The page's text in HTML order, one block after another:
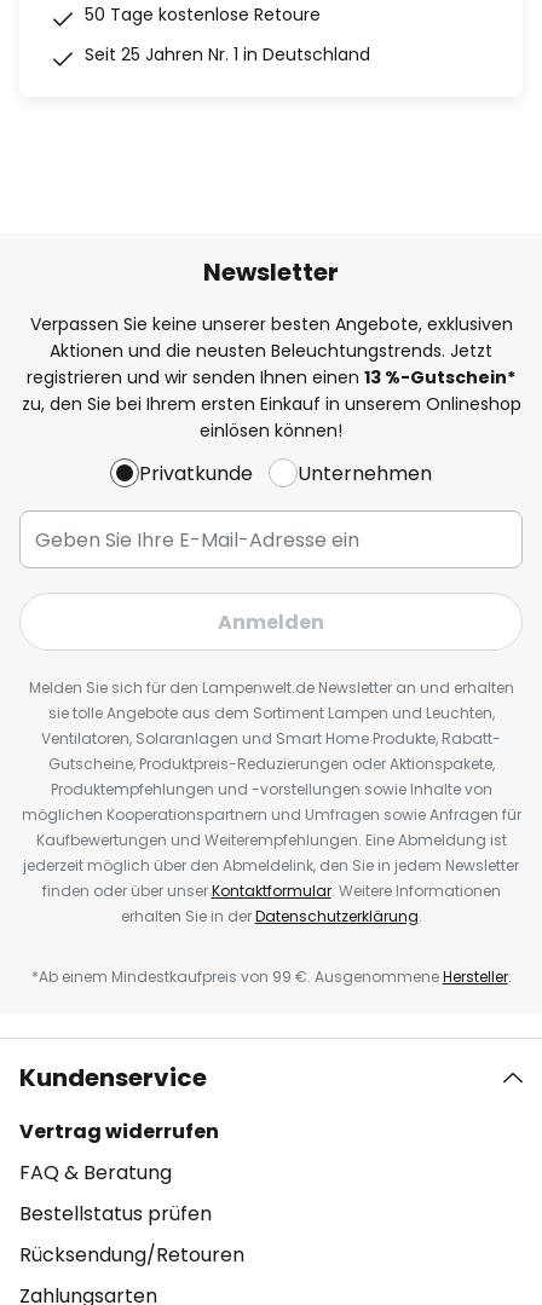
50 Tage kostenlose Retoure
Seit 25 Jahren Nr. 1 in Deutschland
Newsletter
Verpassen Sie keine unserer besten Angebote, exklusiven
Aktionen und die neusten Beleuchtungstrends. Jetzt
registrieren und wir senden Ihnen einen 13 %-Gutschein*
zu, den Sie bei Ihrem ersten Einkauf in unserem Onlineshop
einlösen können!
Privatkunde Unternehmen
Anmelden
Melden Sie sich für den Lampenwelt.de Newsletter an und erhalten
sie tolle Angebote aus dem Sortiment Lampen und Leuchten,
Ventilatoren, Solaranlagen und Smart Home Produkte, Rabatt-
Gutscheine, Produktpreis-Reduzierungen oder Aktionspakete,
Produktempfehlungen und -vorstellungen sowie Inhalte von
möglichen Kooperationspartnern und Umfragen sowie Anfragen für
Kaufbewertungen und Weiterempfehlungen. Eine Abmeldung ist
jederzeit möglich über den Abmeldelink, den Sie in jedem Newsletter
finden oder über unserKontaktformular. Weitere Informationen
erhalten Sie in derDatenschutzerklärung.
*Ab einem Mindestkaufpreis von 99 €. AusgenommeneHersteller.
Kundenservice
Vertrag widerrufen
FAQ & Beratung
Bestellstatus prüfen
Rücksendung/Retouren
Zahlungsarten